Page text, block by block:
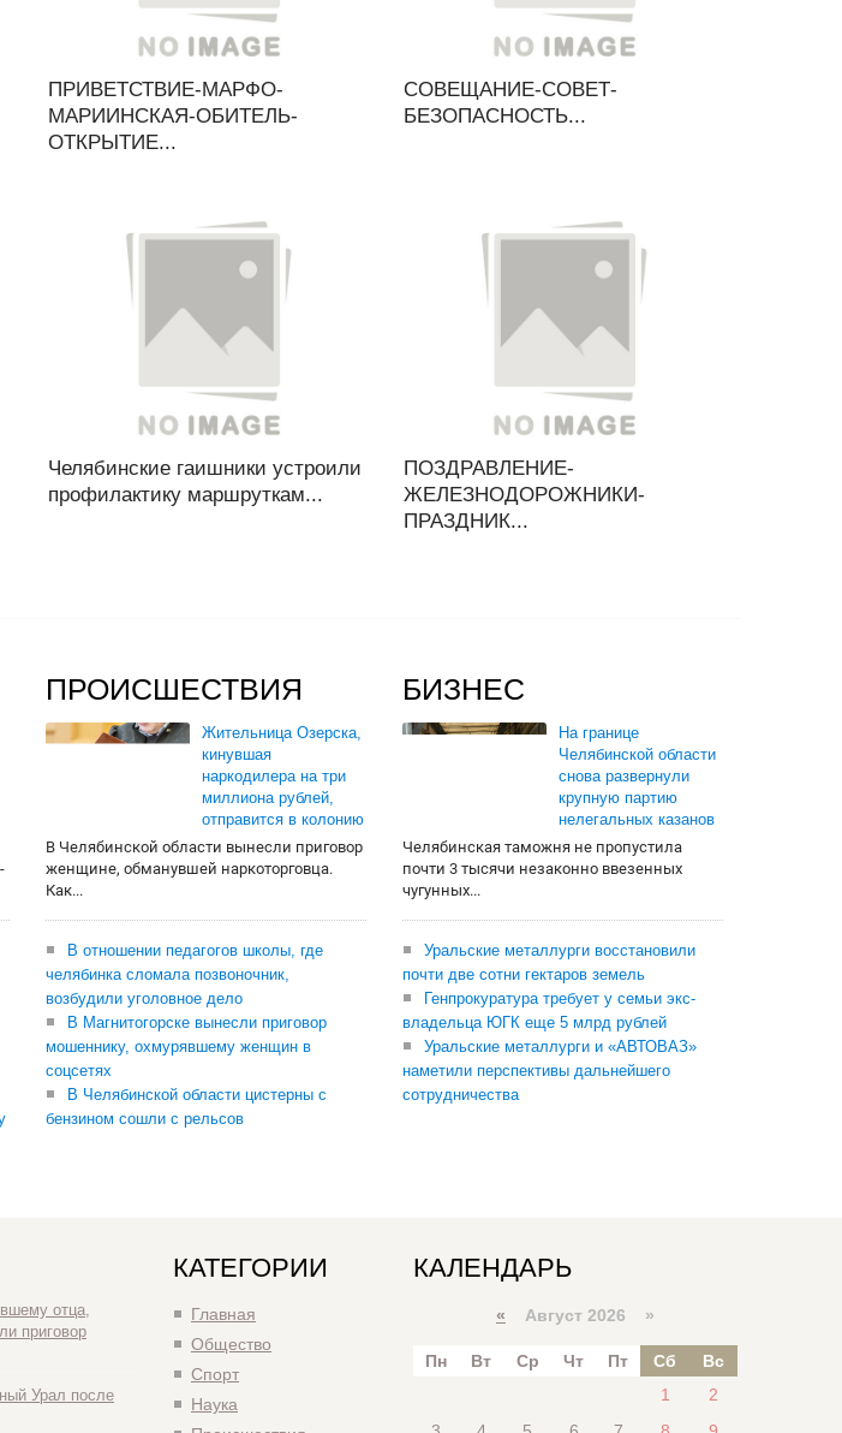
ПРИВЕТСТВИЕ-МАРФО-
МАРИИНСКАЯ-ОБИТЕЛЬ-
ОТКРЫТИЕ...
СОВЕЩАНИЕ-СОВЕТ-
БЕЗОПАСНОСТЬ...
Челябинские гаишники устроили
профилактику маршруткам...
ПОЗДРАВЛЕНИЕ-
ЖЕЛЕЗНОДОРОЖНИКИ-
ПРАЗДНИК...
ПРОИСШЕСТВИЯ
Жительница Озерска,
кинувшая
наркодилера на три
миллиона рублей,
отправится в колонию
В Челябинской области вынесли приговор
женщине, обманувшей наркоторговца.
Как...
В отношении педагогов школы, где
челябинка сломала позвоночник,
возбудили уголовное дело
В Магнитогорске вынесли приговор
мошеннику, охмурявшему женщин в
соцсетях
В Челябинской области цистерны с
бензином сошли с рельсов
БИЗНЕС
На границе
Челябинской области
снова развернули
крупную партию
нелегальных казанов
Челябинская таможня не пропустила
почти 3 тысячи незаконно ввезенных
чугунных...
Уральские металлурги восстановили
почти две сотни гектаров земель
Генпрокуратура требует у семьи экс-
владельца ЮГК еще 5 млрд рублей
Уральские металлурги и «АВТОВАЗ»
наметили перспективы дальнейшего
сотрудничества
отца,
приговор
Урал после
КАТЕГОРИИ
Главная
Общество
Спорт
Наука
КАЛЕНДАРЬ
« Август 2026 »
Пн Вт Ср Чт Пт Сб
Вс
1
2